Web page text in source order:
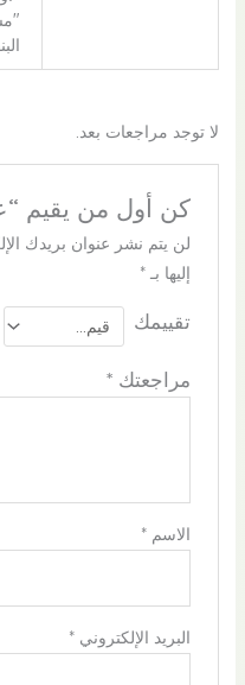
لا توجد مراجعات بعد.
كن أول من يقيم
لن يتم نشر عنوان بريدك
إليها بـ *
تقييمك
مراجعتك *
الاسم *
البريد الإلكتروني *